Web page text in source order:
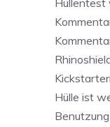
Hülle ist